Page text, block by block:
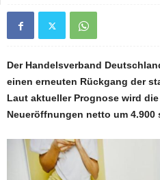
Der Handelsverband
einen erneuten Rückgang der
Laut aktueller Prognose wird
Neueröffnungen netto um 4.900